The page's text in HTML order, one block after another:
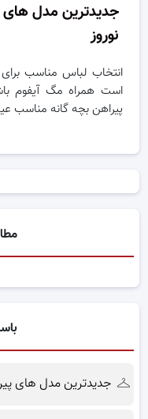
جدیدترین مدل های
نوروز
انتخاب لباس مناسب
است‌ همراه مگ آیفوم
پیراهن بچه گانه مناسب
جدیدترین مدل های